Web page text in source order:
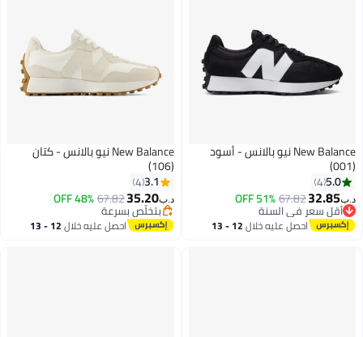
New Balance نيو بالانس - أسود
(001)
5.0
4
د.ب‏32.85
67.82
51% OFF
أقل سعر في السنة
أقل سعر في السنة
احصل عليه خلال 12 - 13
New Balance نيو بالانس - كتان
(106)
3.1
4
د.ب‏35.20
67.82
48% OFF
بتخلّص بسرعة
بتخلّص بسرعةاحصل عليه خلال 12 - 13